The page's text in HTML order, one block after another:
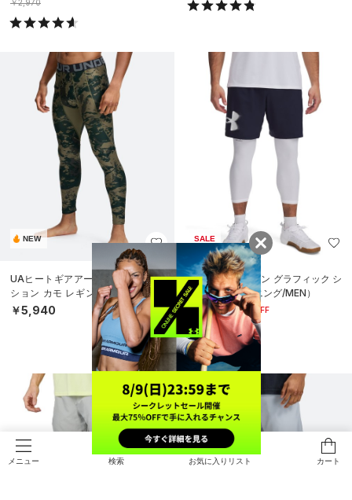
メニュー 検索 お気に入りリスト カート
￥2,970
NEW
UAヒートギアアーマー コンプレッ
ション カモ レギンス（トレーニン
グ/MEN）
￥5,940
SALE
UAテック ウーブン グラフィック シ
ョーツ（トレーニング/MEN）
￥3,08030%OFF
￥4,400